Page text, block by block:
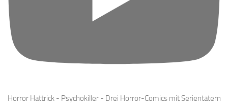
Horror Hattrick - Psychokiller - Drei Horror-Comics mit Serientätern